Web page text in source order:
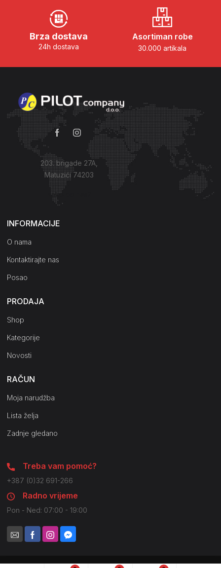
Brza dostava
24h dostava
Asortiman robe
30.000 artikala
203. brigade 27A,
Matuzići 74203
Kako do nas?
INFORMACIJE
O nama
Kontaktirajte nas
Posao
PRODAJA
Shop
Kategorije
Novosti
RAČUN
Moja narudžba
Lista želja
Zadnje gledano
Treba vam pomoć?
+387 (0)32 691-266
Radno vrijeme
Pon - Ned: 07:00 - 19:00